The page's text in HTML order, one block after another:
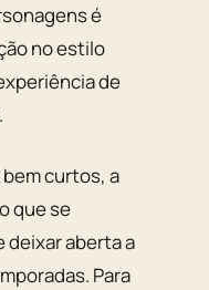
é
no estilo
de
curtos, a
que se
deixar aberta a
Para